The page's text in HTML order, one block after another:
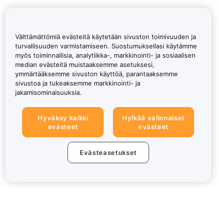
Välttämättömiä evästeitä käytetään sivuston toimivuuden ja
turvallisuuden varmistamiseen. Suostumuksellasi käytämme
myös toiminnallisia, analytiikka-, markkinointi- ja sosiaalisen
median evästeitä muistaaksemme asetuksesi,
ymmärtääksemme sivuston käyttöä, parantaaksemme
sivustoa ja tukeaksemme markkinointi- ja
jakamisominaisuuksia.
Hyväksy kaikki
evästeet
Hylkää valinnaiset
evästeet
Evästeasetukset